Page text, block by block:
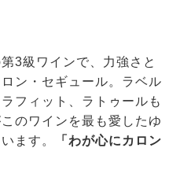
3級ワインで、力強さと
ン・セギュール。ラベル
フィット、ラトゥールも
のワインを最も愛したゆ
ます。
「わが心にカロン